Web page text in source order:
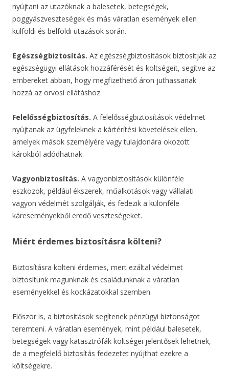
nyújtani az utazóknak a balesetek, betegségek,
poggyászveszteségek és más váratlan események ellen
külföldi és belföldi utazások során.
Egészségbiztosítás. Az egészségbiztosítások biztosítják az
egészségügyi ellátások hozzáférését és költségeit, segítve az
embereket abban, hogy megfizethető áron juthassanak
hozzá az orvosi ellátáshoz.
Felelősségbiztosítás. A felelősségbiztosítások védelmet
nyújtanak az ügyfeleknek a kártérítési követelések ellen,
amelyek mások személyére vagy tulajdonára okozott
károkból adódhatnak.
Vagyonbiztosítás. A vagyonbiztosítások különféle
eszközök, például ékszerek, műalkotások vagy vállalati
vagyon védelmét szolgálják, és fedezik a különféle
káreseményekből eredő veszteségeket.
Miért érdemes biztosításra költeni?
Biztosításra költeni érdemes, mert ezáltal védelmet
biztosítunk magunknak és családunknak a váratlan
eseményekkel és kockázatokkal szemben.
Először is, a biztosítások segítenek pénzügyi biztonságot
teremteni. A váratlan események, mint például balesetek,
betegségek vagy katasztrófák költségei jelentősek lehetnek,
de a megfelelő biztosítás fedezetet nyújthat ezekre a
költségekre.